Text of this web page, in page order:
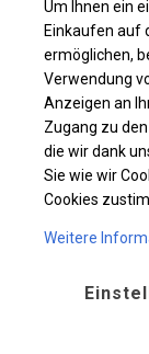
WINTER
Um Ihnen ein
Einkaufen auf
ermöglichen,
Verwendung
Anzeigen an
Zugang zu
die wir dank
Sie wie wir
Cookies
Weitere